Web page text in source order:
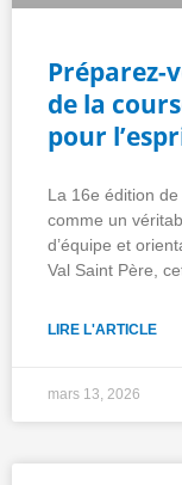
Préparez-
de la
pour
La 16e édition
comme un
d’équipe et
Val Saint Père,
LIRE L'ARTICLE
mars 13, 2026